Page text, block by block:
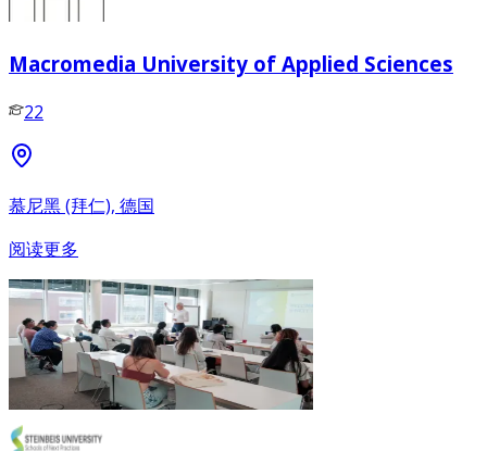
Macromedia University of Applied Sciences
22
慕尼黑 (拜仁), 德国
阅读更多